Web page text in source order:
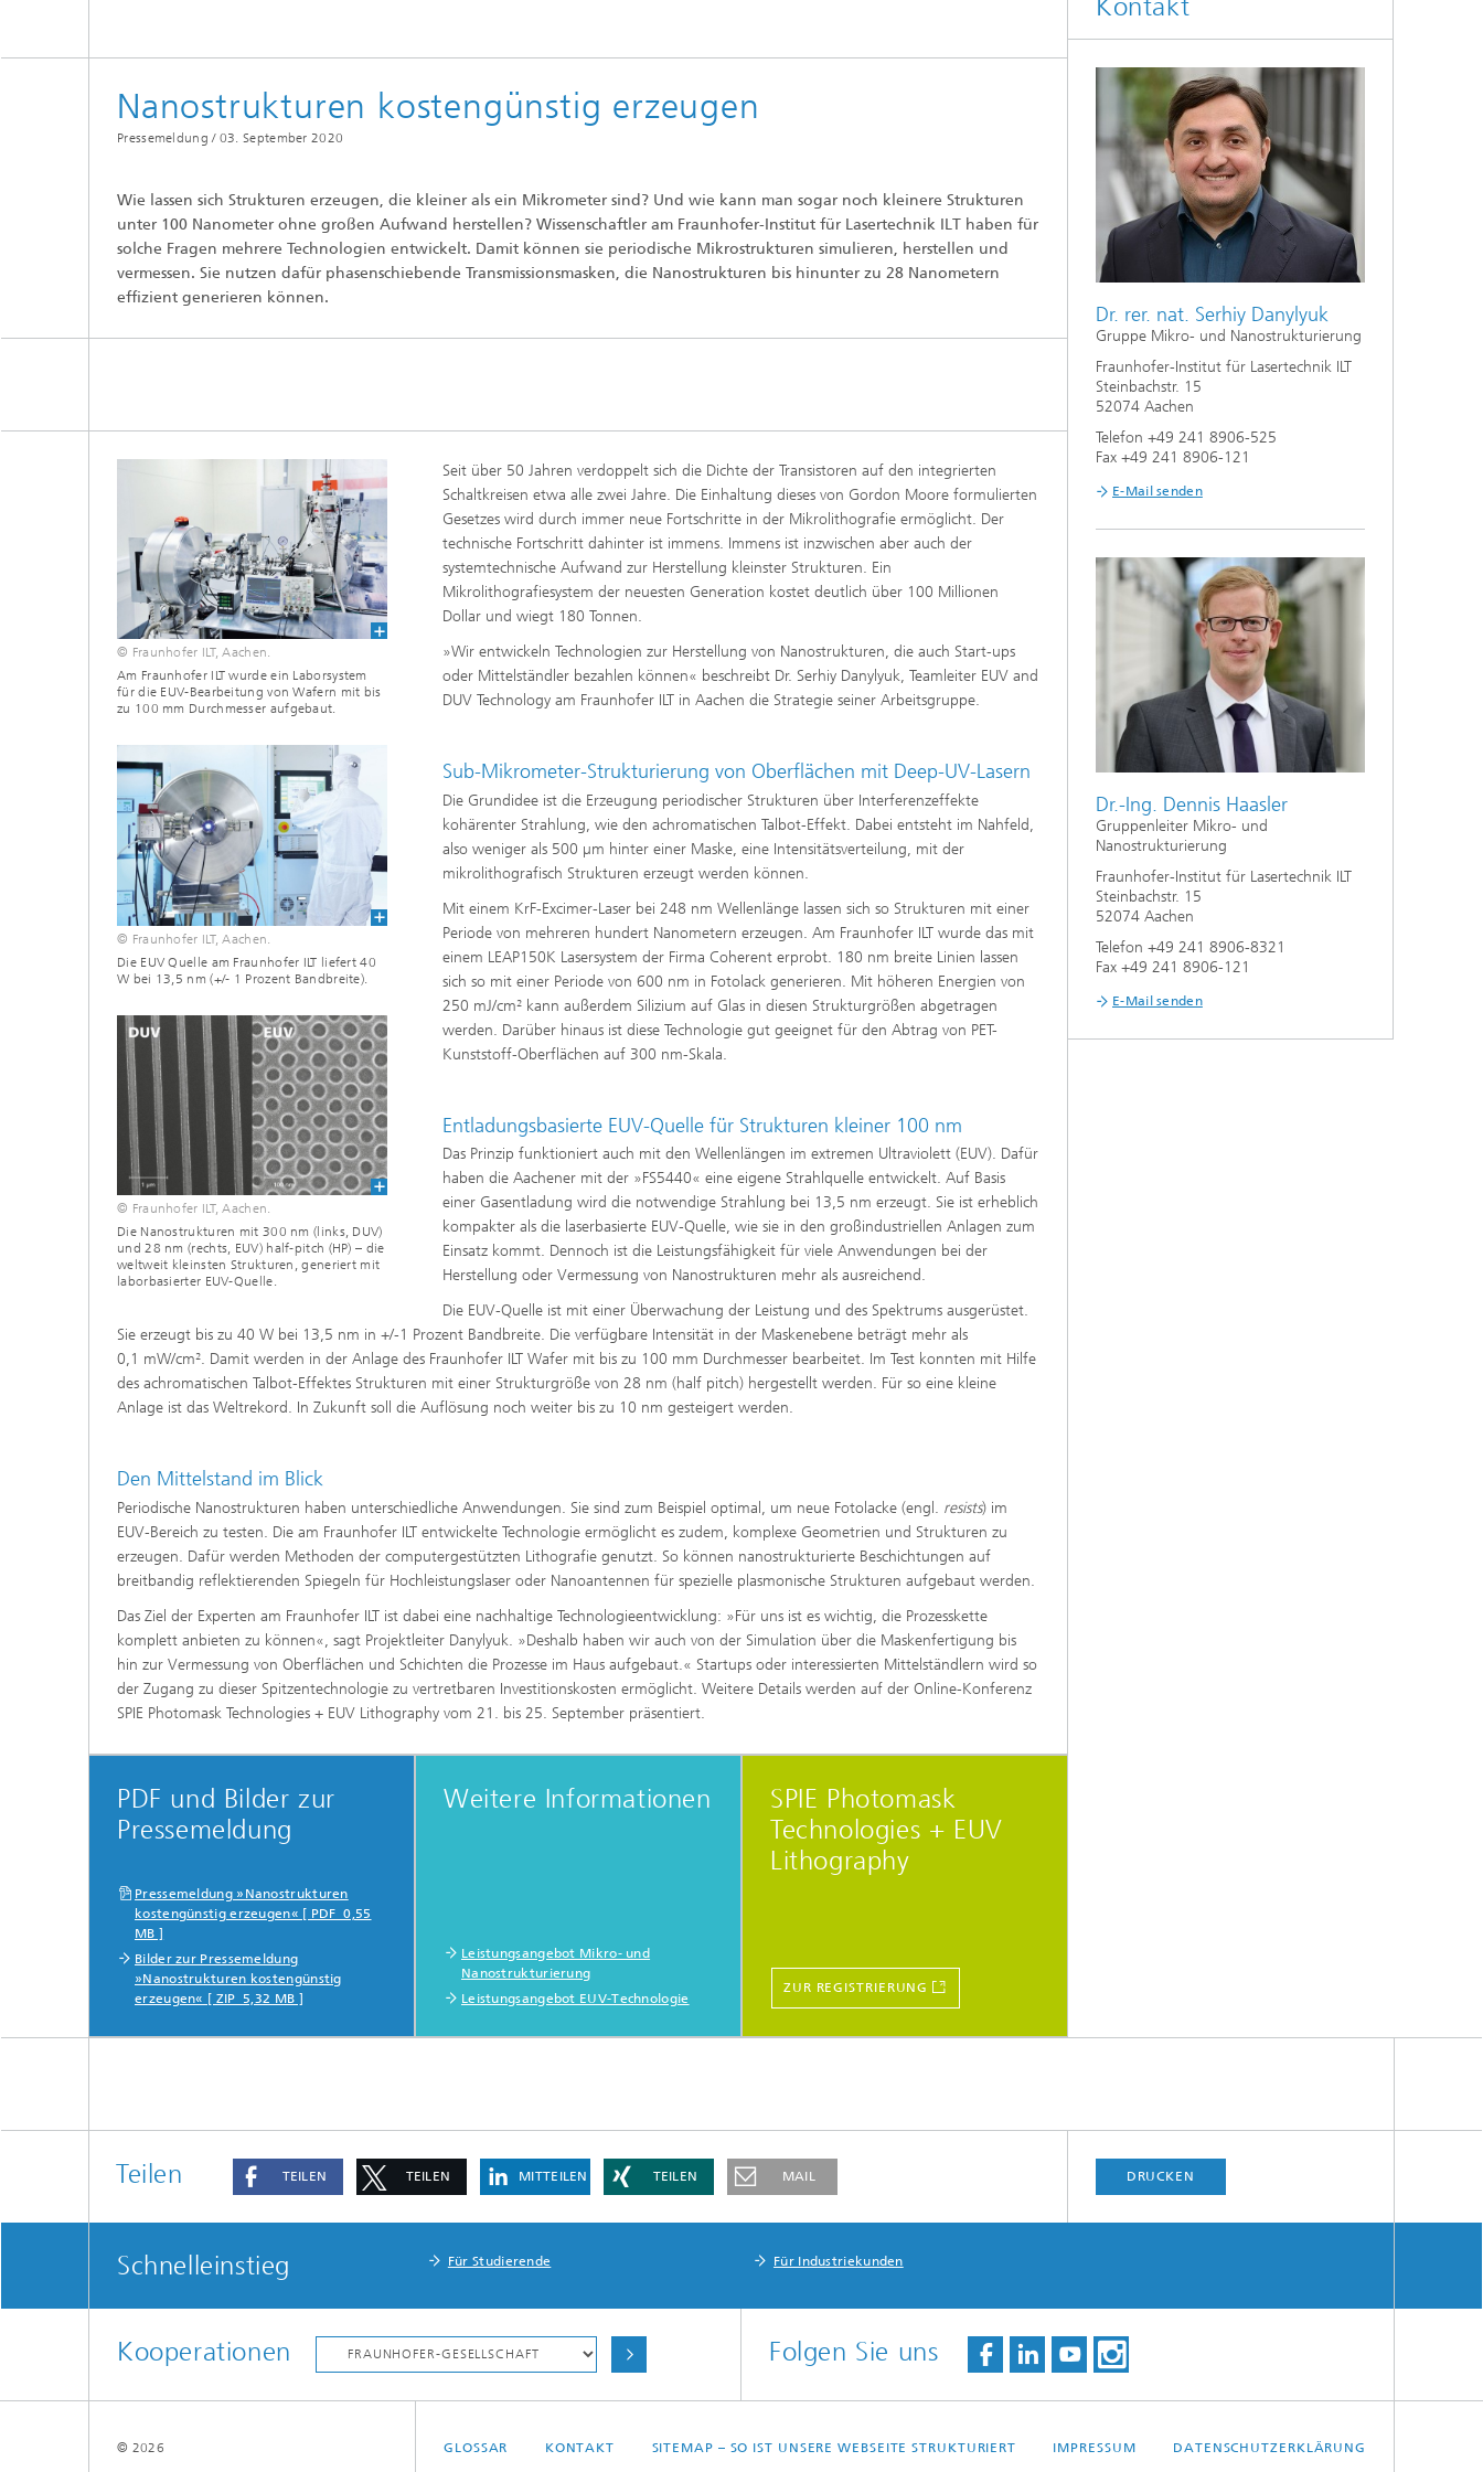
Nanostrukturen kostengünstig erzeugen
Pressemeldung / 03. September 2020
Wie lassen sich Strukturen erzeugen, die kleiner als ein Mikrometer sind? Und wie kann man sogar noch kleinere Strukturen
unter 100 Nanometer ohne großen Aufwand herstellen? Wissenschaftler am Fraunhofer-Institut für Lasertechnik ILT haben für
solche Fragen mehrere Technologien entwickelt. Damit können sie periodische Mikrostrukturen simulieren, herstellen und
vermessen. Sie nutzen dafür phasenschiebende Transmissionsmasken, die Nanostrukturen bis hinunter zu 28 Nanometern
effizient generieren können.
© Fraunhofer ILT, Aachen.
Am Fraunhofer ILT wurde ein Laborsystem
für die EUV-Bearbeitung von Wafern mit bis
zu 100 mm Durchmesser aufgebaut.
© Fraunhofer ILT, Aachen.
Die EUV Quelle am Fraunhofer ILT liefert 40
W bei 13,5 nm (+/- 1 Prozent Bandbreite).
© Fraunhofer ILT, Aachen.
Die Nanostrukturen mit 300 nm (links, DUV)
und 28 nm (rechts, EUV) half-pitch (HP) – die
weltweit kleinsten Strukturen, generiert mit
laborbasierter EUV-Quelle.
Seit über 50 Jahren verdoppelt sich die Dichte der Transistoren auf den integrierten
Schaltkreisen etwa alle zwei Jahre. Die Einhaltung dieses von Gordon Moore formulierten
Gesetzes wird durch immer neue Fortschritte in der Mikrolithografie ermöglicht. Der
technische Fortschritt dahinter ist immens. Immens ist inzwischen aber auch der
systemtechnische Aufwand zur Herstellung kleinster Strukturen. Ein
Mikrolithografiesystem der neuesten Generation kostet deutlich über 100 Millionen
Dollar und wiegt 180 Tonnen.
»Wir entwickeln Technologien zur Herstellung von Nanostrukturen, die auch Start-ups
oder Mittelständler bezahlen können« beschreibt Dr. Serhiy Danylyuk, Teamleiter EUV and
DUV Technology am Fraunhofer ILT in Aachen die Strategie seiner Arbeitsgruppe.
Sub-Mikrometer-Strukturierung von Oberflächen mit Deep-UV-Lasern
Die Grundidee ist die Erzeugung periodischer Strukturen über Interferenzeffekte
kohärenter Strahlung, wie den achromatischen Talbot-Effekt. Dabei entsteht im Nahfeld,
also weniger als 500 µm hinter einer Maske, eine Intensitätsverteilung, mit der
mikrolithografisch Strukturen erzeugt werden können.
Mit einem KrF-Excimer-Laser bei 248 nm Wellenlänge lassen sich so Strukturen mit einer
Periode von mehreren hundert Nanometern erzeugen. Am Fraunhofer ILT wurde das mit
einem LEAP150K Lasersystem der Firma Coherent erprobt. 180 nm breite Linien lassen
sich so mit einer Periode von 600 nm in Fotolack generieren. Mit höheren Energien von
250 mJ/cm² kann außerdem Silizium auf Glas in diesen Strukturgrößen abgetragen
werden. Darüber hinaus ist diese Technologie gut geeignet für den Abtrag von PET-
Kunststoff-Oberflächen auf 300 nm-Skala.
Entladungsbasierte EUV-Quelle für Strukturen kleiner 100 nm
Das Prinzip funktioniert auch mit den Wellenlängen im extremen Ultraviolett (EUV). Dafür
haben die Aachener mit der »FS5440« eine eigene Strahlquelle entwickelt. Auf Basis
einer Gasentladung wird die notwendige Strahlung bei 13,5 nm erzeugt. Sie ist erheblich
kompakter als die laserbasierte EUV-Quelle, wie sie in den großindustriellen Anlagen zum
Einsatz kommt. Dennoch ist die Leistungsfähigkeit für viele Anwendungen bei der
Herstellung oder Vermessung von Nanostrukturen mehr als ausreichend.
Die EUV-Quelle ist mit einer Überwachung der Leistung und des Spektrums ausgerüstet.
Sie erzeugt bis zu 40 W bei 13,5 nm in +/-1 Prozent Bandbreite. Die verfügbare Intensität in der Maskenebene beträgt mehr als
0,1 mW/cm². Damit werden in der Anlage des Fraunhofer ILT Wafer mit bis zu 100 mm Durchmesser bearbeitet. Im Test konnten mit Hilfe
des achromatischen Talbot-Effektes Strukturen mit einer Strukturgröße von 28 nm (half pitch) hergestellt werden. Für so eine kleine
Anlage ist das Weltrekord. In Zukunft soll die Auflösung noch weiter bis zu 10 nm gesteigert werden.
Den Mittelstand im Blick
Periodische Nanostrukturen haben unterschiedliche Anwendungen. Sie sind zum Beispiel optimal, um neue Fotolacke (engl. resists) im
EUV-Bereich zu testen. Die am Fraunhofer ILT entwickelte Technologie ermöglicht es zudem, komplexe Geometrien und Strukturen zu
erzeugen. Dafür werden Methoden der computergestützten Lithografie genutzt. So können nanostrukturierte Beschichtungen auf
breitbandig reflektierenden Spiegeln für Hochleistungslaser oder Nanoantennen für spezielle plasmonische Strukturen aufgebaut werden.
Das Ziel der Experten am Fraunhofer ILT ist dabei eine nachhaltige Technologieentwicklung: »Für uns ist es wichtig, die Prozesskette
komplett anbieten zu können«, sagt Projektleiter Danylyuk. »Deshalb haben wir auch von der Simulation über die Maskenfertigung bis
hin zur Vermessung von Oberflächen und Schichten die Prozesse im Haus aufgebaut.« Startups oder interessierten Mittelständlern wird so
der Zugang zu dieser Spitzentechnologie zu vertretbaren Investitionskosten ermöglicht. Weitere Details werden auf der Online-Konferenz
SPIE Photomask Technologies + EUV Lithography vom 21. bis 25. September präsentiert.
PDF und Bilder zur
Pressemeldung
Pressemeldung »Nanostrukturen
kostengünstig erzeugen« [ PDF 0,55
MB ]
Bilder zur Pressemeldung
»Nanostrukturen kostengünstig
erzeugen« [ ZIP 5,32 MB ]
Weitere Informationen
Leistungsangebot Mikro- und
Nanostrukturierung
Leistungsangebot EUV-Technologie
SPIE Photomask
Technologies + EUV
Lithography
ZUR REGISTRIERUNG
Kontakt
Dr. rer. nat. Serhiy Danylyuk
Gruppe Mikro- und Nanostrukturierung
Fraunhofer-Institut für Lasertechnik ILT
Steinbachstr. 15
52074 Aachen
Telefon +49 241 8906-525
Fax +49 241 8906-121
E-Mail senden
Dr.-Ing. Dennis Haasler
Gruppenleiter Mikro- und
Nanostrukturierung
Fraunhofer-Institut für Lasertechnik ILT
Steinbachstr. 15
52074 Aachen
Telefon +49 241 8906-8321
Fax +49 241 8906-121
E-Mail senden
Teilen TEILEN TEILEN MITTEILEN TEILEN MAIL DRUCKEN
Schnelleinstieg Für Studierende Für Industriekunden
Kooperationen Folgen Sie uns
GLOSSAR KONTAKT SITEMAP – SO IST UNSERE WEBSEITE STRUKTURIERT IMPRESSUM DATENSCHUTZERKLÄRUNG
© 2026